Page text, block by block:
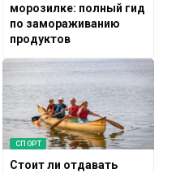
морозилке: полный гид
по замораживанию
продуктов
СПОРТ
Стоит ли отдавать